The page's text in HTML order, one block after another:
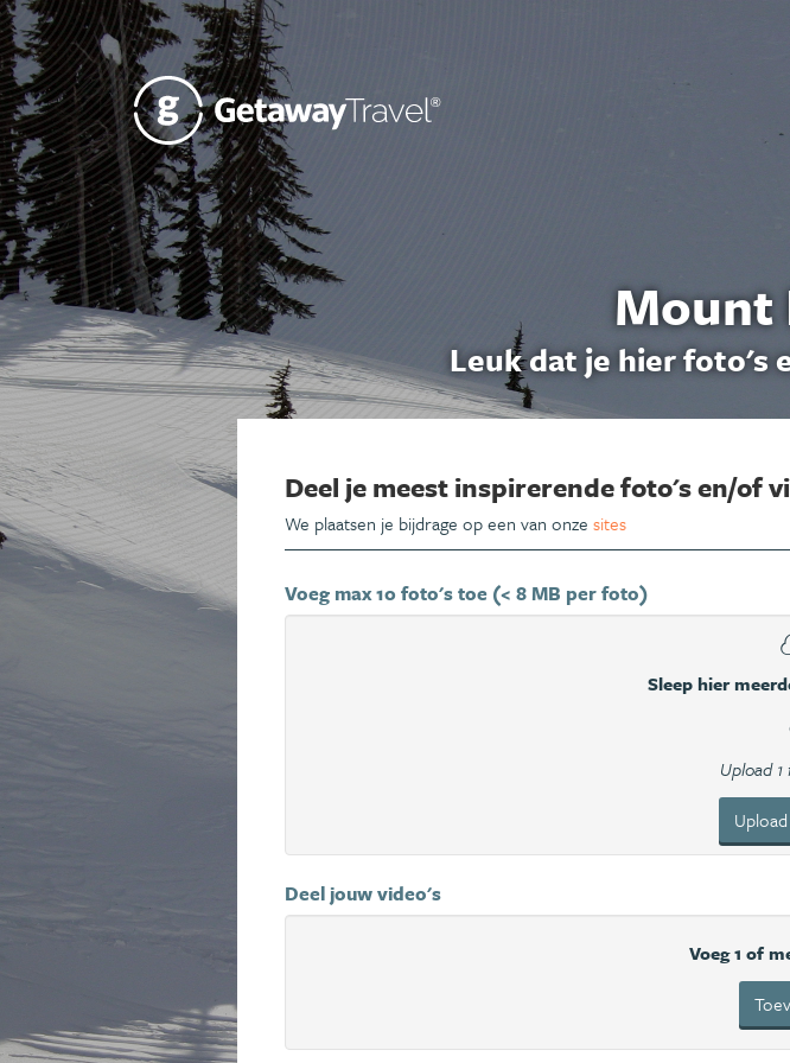
Mount
Leuk dat je hier foto's
Deel je meest inspirerende foto's en/of
We plaatsen je bijdrage op een van onzesites
Voeg max 10 foto's toe (< 8 MB per foto)
Sleep hier
Upload
Deel jouw video's
Voeg 1 of